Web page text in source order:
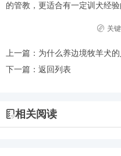
的管教，更适合有一定训犬经验
关
上一篇： 为什么养边境牧羊犬
下一篇： 返回列表
相关阅读